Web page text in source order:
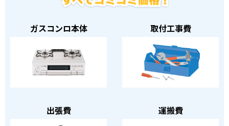
ガスコンロ本体 取付工事費
出張費 運搬費